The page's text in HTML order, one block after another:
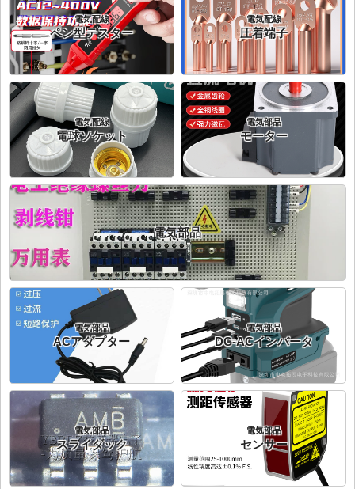
電気配線
ペン型テスター
電気配線
圧着端子
電気配線
電球ソケット
電気部品
電気部品
モーター
電気部品
ACアダプター
電気部品
DC-ACインバータ
電気部品
スライダック
電気部品
センサー